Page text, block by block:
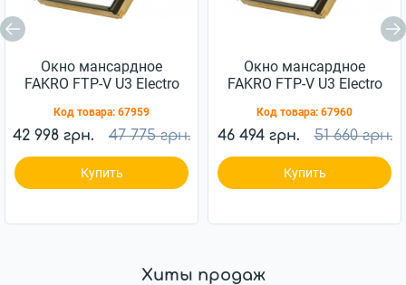
Окно мансардное
FAKRO FTP-V U3 Electro
Код товара: 67959
42 998 грн. 47 775 грн.
Купить
Окно мансардное
FAKRO FTP-V U3 Electro
Код товара: 67960
46 494 грн. 51 660 грн.
Купить
Хиты продаж